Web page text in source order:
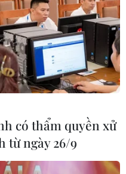
có thẩm quyền xử
từ ngày 26/9